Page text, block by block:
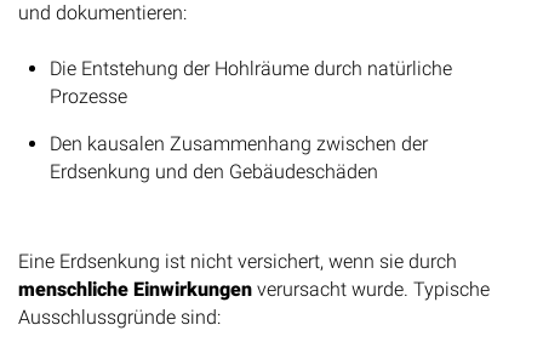
und dokumentieren:
Die Entstehung der Hohlräume durch natürliche
Prozesse
Den kausalen Zusammenhang zwischen der
Erdsenkung und den Gebäudeschäden
Eine Erdsenkung ist nicht versichert, wenn sie durch
menschliche Einwirkungen verursacht wurde. Typische
Ausschlussgründe sind: